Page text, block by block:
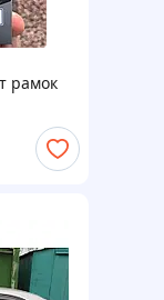
рамок
номера